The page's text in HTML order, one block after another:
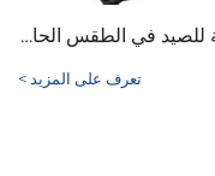
كيفية اختيار السراويل التنفسية المناسبة للصيد في الطقس الحار؟
تعرف على المزيد >